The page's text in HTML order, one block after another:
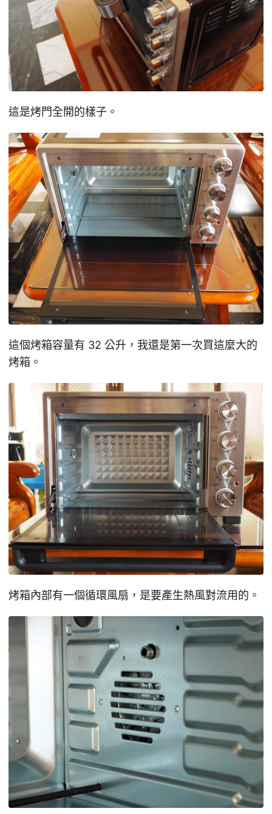
這是烤門全開的樣子。
這個烤箱容量有 32 公升，我還是第一次買這麼大的
烤箱。
烤箱內部有一個循環風扇，是要產生熱風對流用的。